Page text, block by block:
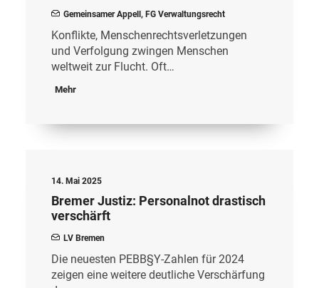
Gemeinsamer Appell , FG Verwaltungsrecht
Konflikte, Menschenrechtsverletzungen
und Verfolgung zwingen Menschen
weltweit zur Flucht. Oft…
Mehr
14. Mai 2025
Bremer Justiz: Personalnot drastisch
verschärft
LV Bremen
Die neuesten PEBB§Y-Zahlen für 2024
zeigen eine weitere deutliche Verschärfung